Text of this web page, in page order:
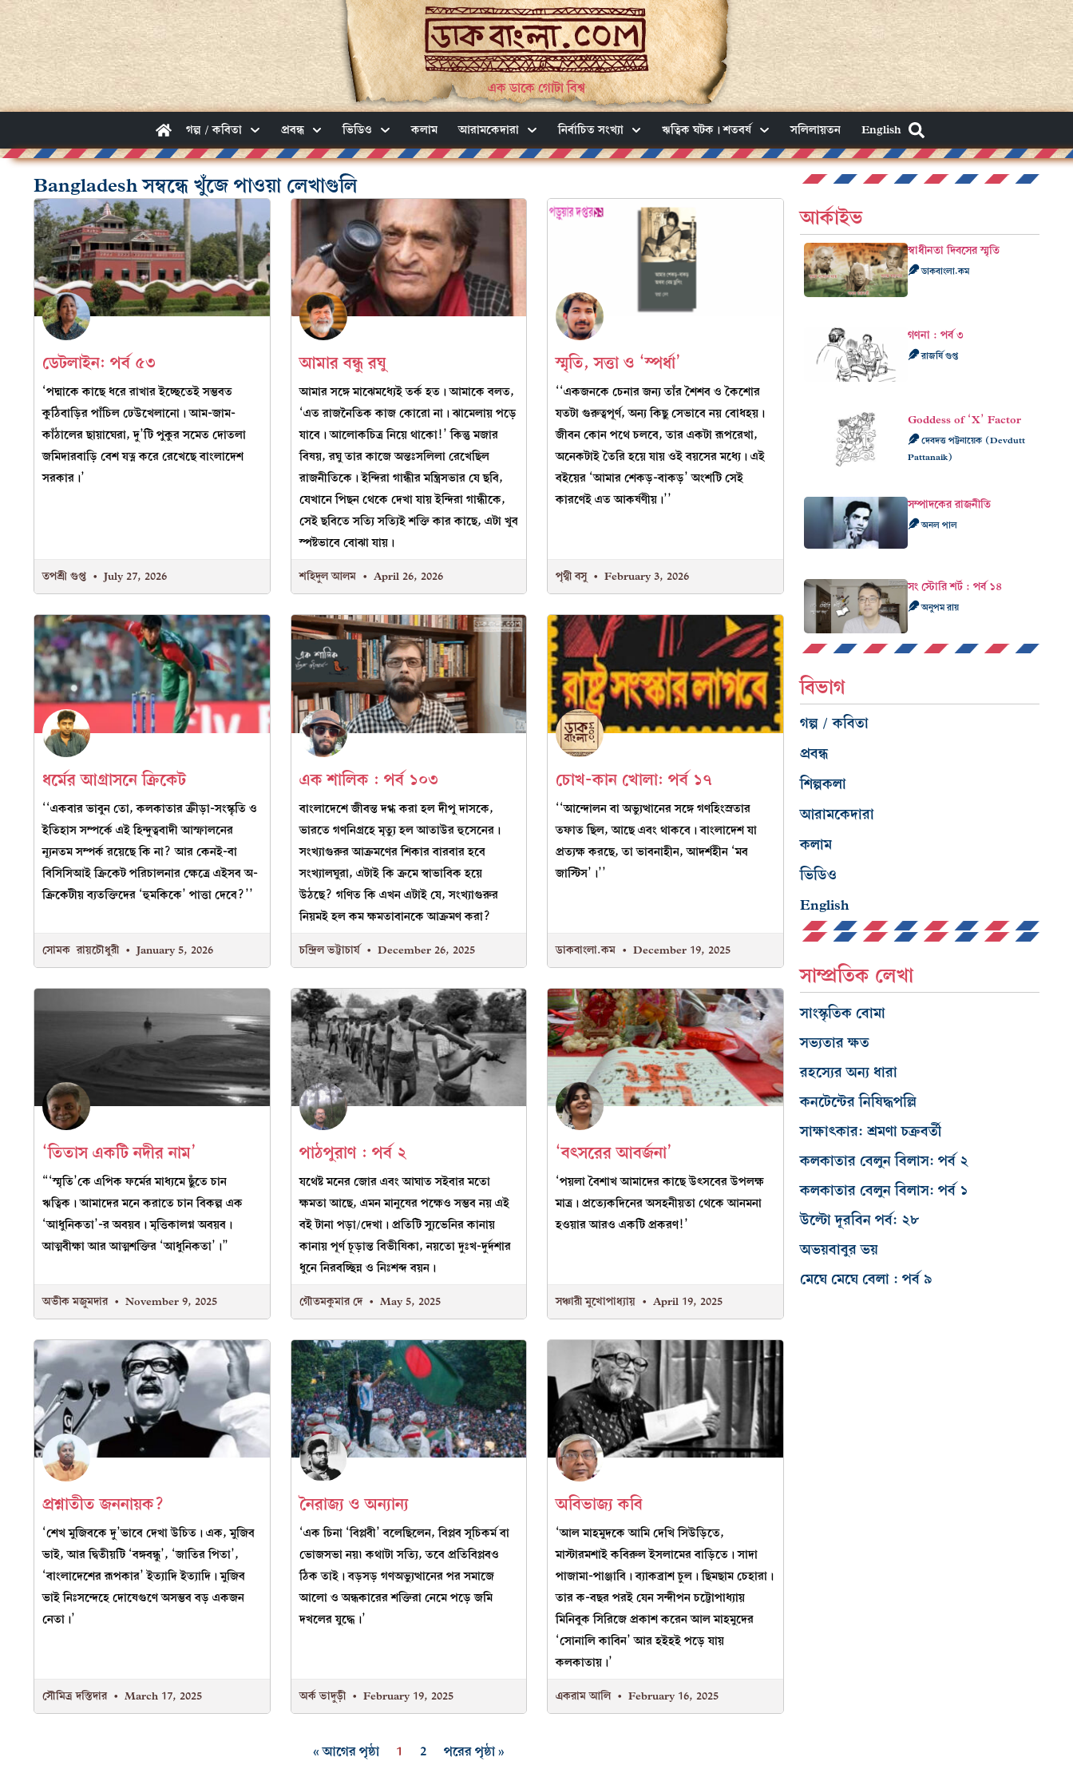
এক ডাকে গোটা বিশ্ব
গল্প / কবিতা প্রবন্ধ ভিডিও কলাম আরামকেদারা নির্বাচিত সংখ্যা ঋত্বিক ঘটক। শতবর্ষ সলিলায়তন English
Bangladesh সম্বন্ধে খুঁজে পাওয়া লেখাগুলি
ডেটলাইন: পর্ব ৫৩
‘পদ্মাকে কাছে ধরে রাখার ইচ্ছেতেই সম্ভবত
কুঠিবাড়ির পাঁচিল ঢেউখেলানো। আম-জাম-
কাঁঠালের ছায়াঘেরা, দু’টি পুকুর সমেত দোতলা
জমিদারবাড়ি বেশ যত্ন করে রেখেছে বাংলাদেশ
সরকার।’
তপশ্রী গুপ্ত July 27, 2026
আমার বন্ধু রঘু
আমার সঙ্গে মাঝেমধ্যেই তর্ক হত। আমাকে বলত,
‘এত রাজনৈতিক কাজ কোরো না। ঝামেলায় পড়ে
যাবে। আলোকচিত্র নিয়ে থাকো!’ কিন্তু মজার
বিষয়, রঘু তার কাজে অন্তঃসলিলা রেখেছিল
রাজনীতিকে। ইন্দিরা গান্ধীর মন্ত্রিসভার যে ছবি,
যেখানে পিছন থেকে দেখা যায় ইন্দিরা গান্ধীকে,
সেই ছবিতে সত্যি সত্যিই শক্তি কার কাছে, এটা খুব
স্পষ্টভাবে বোঝা যায়।
শহিদুল আলম
April 26, 2026
স্মৃতি, সত্তা ও ‘স্পর্ধা’
‘‘একজনকে চেনার জন্য তাঁর শৈশব ও কৈশোর
যতটা গুরুত্বপূর্ণ, অন্য কিছু সেভাবে নয় বোধহয়।
জীবন কোন পথে চলবে, তার একটা রূপরেখা,
অনেকটাই তৈরি হয়ে যায় ওই বয়সের মধ্যে। এই
বইয়ের ‘আমার শেকড়-বাকড়’ অংশটি সেই
কারণেই এত আকর্ষণীয়।’’
পৃথ্বী বসু February 3, 2026
ধর্মের আগ্রাসনে ক্রিকেট
‘‘একবার ভাবুন তো, কলকাতার ক্রীড়া-সংস্কৃতি ও
ইতিহাস সম্পর্কে এই হিন্দুত্ববাদী আস্ফালনের
ন্যূনতম সম্পর্ক রয়েছে কি না? আর কেনই-বা
বিসিসিআই ক্রিকেট পরিচালনার ক্ষেত্রে এইসব অ-
ক্রিকেটীয় ব্যতক্তিদের ‘হুমকিকে’ পাত্তা দেবে?’’
সোমক রায়চৌধুরী January 5, 2026
এক শালিক : পর্ব ১০৩
বাংলাদেশে জীবন্ত দগ্ধ করা হল দীপু দাসকে,
ভারতে গণনিগ্রহে মৃত্যু হল আতাউর হুসেনের।
সংখ্যাগুরুর আক্রমণের শিকার বারবার হবে
সংখ্যালঘুরা, এটাই কি ক্রমে স্বাভাবিক হয়ে
উঠছে? গণিত কি এখন এটাই যে, সংখ্যাগুরুর
নিয়মই হল কম ক্ষমতাবানকে আক্রমণ করা?
চন্দ্রিল ভট্টাচার্য
December 26, 2025
চোখ-কান খোলা: পর্ব ১৭
‘‘আন্দোলন বা অভ্যুত্থানের সঙ্গে গণহিংস্রতার
তফাত ছিল, আছে এবং থাকবে। বাংলাদেশ যা
প্রত্যক্ষ করছে, তা ভাবনাহীন, আদর্শহীন ‘মব
জাস্টিস’।’’
ডাকবাংলা.কম December 19, 2025
‘তিতাস একটি নদীর নাম’
“‘স্মৃতি’কে এপিক ফর্মের মাধ্যমে ছুঁতে চান
ঋত্বিক। আমাদের মনে করাতে চান বিকল্প এক
‘আধুনিকতা’-র অবয়ব। মৃত্তিকালগ্ন অবয়ব।
আত্মবীক্ষা আর আত্মশক্তির ‘আধুনিকতা’।”
অভীক মজুমদার November 9, 2025
পাঠপুরাণ : পর্ব ২
যথেষ্ট মনের জোর এবং আঘাত সইবার মতো
ক্ষমতা আছে, এমন মানুষের পক্ষেও সম্ভব নয় এই
বই টানা পড়া/দেখা। প্রতিটি স্যুভেনির কানায়
কানায় পূর্ণ চূড়ান্ত বিভীষিকা, নয়তো দুঃখ-দুর্দশার
ধুনে নিরবচ্ছিন্ন ও নিঃশব্দ বয়ন।
গৌতমকুমার দে
May 5, 2025
‘বৎসরের আবর্জনা’
‘পয়লা বৈশাখ আমাদের কাছে উৎসবের উপলক্ষ
মাত্র। প্রত্যেকদিনের অসহনীয়তা থেকে আনমনা
হওয়ার আরও একটি প্রকরণ!’
সঞ্চারী মুখোপাধ্যায় April 19, 2025
প্রশ্নাতীত জননায়ক?
‘শেখ মুজিবকে দু’ভাবে দেখা উচিত। এক, মুজিব
ভাই, আর দ্বিতীয়টি ‘বঙ্গবন্ধু’, ‘জাতির পিতা’,
‘বাংলাদেশের রূপকার’ ইত্যাদি ইত্যাদি। মুজিব
ভাই নিঃসন্দেহে দোষেগুণে অসম্ভব বড় একজন
নেতা।’
সৌমিত্র দস্তিদার March 17, 2025
নৈরাজ্য ও অন্যান্য
‘এক চিনা ‘বিপ্লবী’ বলেছিলেন, বিপ্লব সূচিকর্ম বা
ভোজসভা নয়৷ কথাটা সত্যি, তবে প্রতিবিপ্লবও
ঠিক তাই। বড়সড় গণঅভ্যুত্থানের পর সমাজে
আলো ও অন্ধকারের শক্তিরা নেমে পড়ে জমি
দখলের যুদ্ধে।’
অর্ক ভাদুড়ী February 19, 2025
অবিভাজ্য কবি
‘আল মাহমুদকে আমি দেখি সিউড়িতে,
মাস্টারমশাই কবিরুল ইসলামের বাড়িতে। সাদা
পাজামা-পাঞ্জাবি। ব্যাকব্রাশ চুল। ছিমছাম চেহারা।
তার ক-বছর পরই যেন সন্দীপন চট্টোপাধ্যায়
মিনিবুক সিরিজে প্রকাশ করেন আল মাহমুদের
‘সোনালি কাবিন’ আর হইহই পড়ে যায়
কলকাতায়।’
একরাম আলি
February 16, 2025
« আগের পৃষ্ঠা 1 2 পরের পৃষ্ঠা »
আর্কাইভ
স্বাধীনতা দিবসের স্মৃতি
ডাকবাংলা.কম
গণনা : পর্ব ৩
রাজর্ষি গুপ্ত
Goddess of ‘X’ Factor
দেবদত্ত পট্টনায়েক (Devdutt
Pattanaik)
সম্পাদকের রাজনীতি
অনল পাল
সং স্টোরি শর্ট : পর্ব ১৪
অনুপম রায়
বিভাগ
গল্প / কবিতা
প্রবন্ধ
শিল্পকলা
আরামকেদারা
কলাম
ভিডিও
English
সাম্প্রতিক লেখা
সাংস্কৃতিক বোমা
সভ্যতার ক্ষত
রহস্যের অন্য ধারা
কনটেন্টের নিষিদ্ধপল্লি
সাক্ষাৎকার: শ্রমণা চক্রবর্তী
কলকাতার বেলুন বিলাস: পর্ব ২
কলকাতার বেলুন বিলাস: পর্ব ১
উল্টো দূরবিন পর্ব: ২৮
অভয়বাবুর ভয়
মেঘে মেঘে বেলা : পর্ব ৯